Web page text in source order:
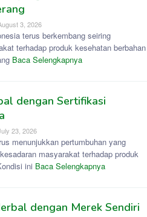
3, 2026
terus berkembang seiring
terhadap produk kesehatan berbahan
Baca Selengkapnya
dengan Sertifikasi
23, 2026
menunjukkan pertumbuhan yang
masyarakat terhadap produk
ini Baca Selengkapnya
dengan Merek Sendiri